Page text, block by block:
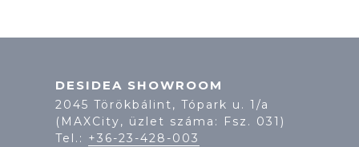
DESIDEA SHOWROOM
2045 Törökbálint, Tópark u. 1/a
(MAXCity, üzlet száma: Fsz. 031)
Tel.: +36-23-428-003